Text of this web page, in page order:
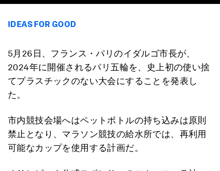
IDEAS FOR GOOD
5月26日、フランス・パリのイダルゴ市長が、
2024年に開催されるパリ五輪を、史上初の使い捨
てプラスチックのない大会にすることを発表し
た。
市内競技会場へはペットボトルの持ち込みは原則
禁止となり、マラソン競技の給水所では、再利用
可能なカップを使用する計画だ。